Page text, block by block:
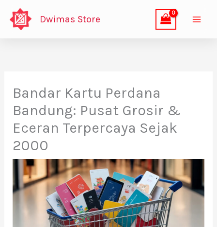
Lewati
Dwimas Store
Bandar Kartu Perdana
Bandung: Pusat Grosir &
Eceran Terpercaya Sejak
2000